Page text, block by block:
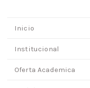
Inicio
Institucional
Oferta Academica